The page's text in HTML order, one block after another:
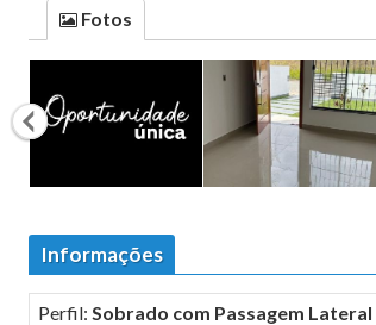
Fotos
Informações
Perfil: Sobrado com Passagem Lateral